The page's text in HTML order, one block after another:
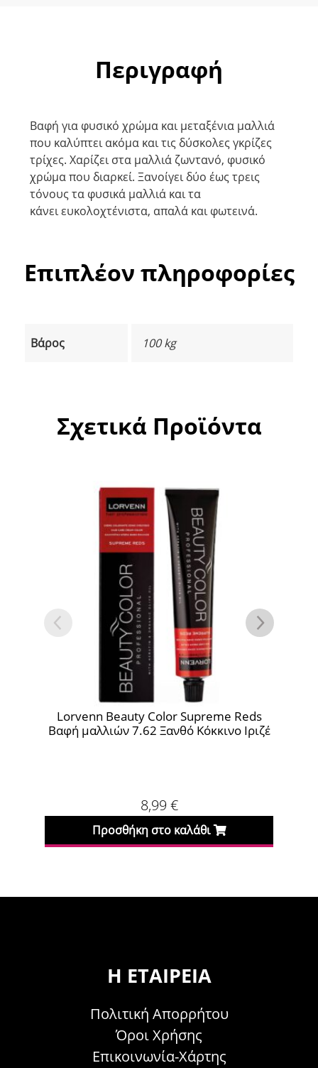
Περιγραφή
Βαφή για φυσικό χρώμα και μεταξένια μαλλιά
που καλύπτει ακόμα και τις δύσκολες γκρίζες
τρίχες. Χαρίζει στα μαλλιά ζωντανό, φυσικό
χρώμα που διαρκεί. Ξανοίγει δύο έως τρεις
τόνους τα φυσικά μαλλιά και τα
κάνει ευκολοχτένιστα, απαλά και φωτεινά.
Επιπλέον πληροφορίες
Βάρος 100 kg
Σχετικά Προϊόντα
Beauty Color Supreme Reds
7.62 Ξανθό Κόκκινο Ιριζέ
Προσθήκη στο καλάθι
Lorvenn
Βαφή
Η ΕΤΑΙΡΕΊΑ
Πολιτική Απορρήτου
Όροι Χρήσης
Επικοινωνία-Χάρτης